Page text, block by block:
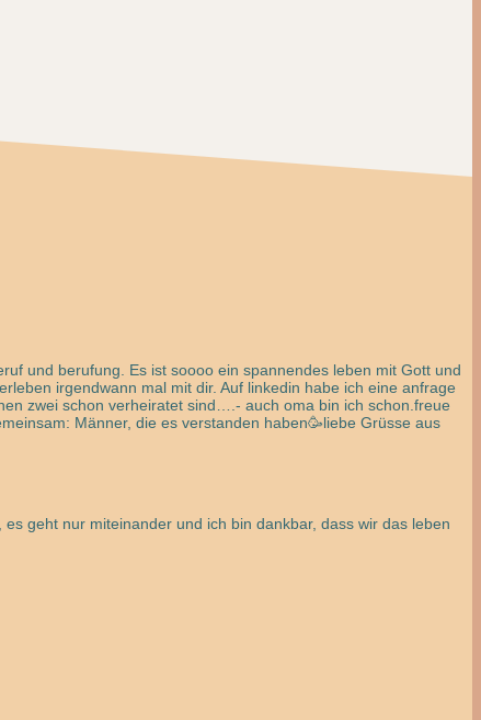
und berufung. Es ist soooo ein spannendes leben mit Gott und
irgendwann mal mit dir. Auf linkedin habe ich eine anfrage
zwei schon verheiratet sind….- auch oma bin ich schon.freue
Männer, die es verstanden haben🥳liebe Grüsse aus
geht nur miteinander und ich bin dankbar, dass wir das leben